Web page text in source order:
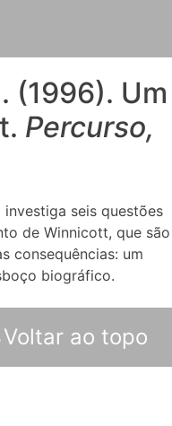
(1996). Um
Percurso,
seis questões
de Winnicott, que são
consequências: um
biográfico.
Voltar ao topo